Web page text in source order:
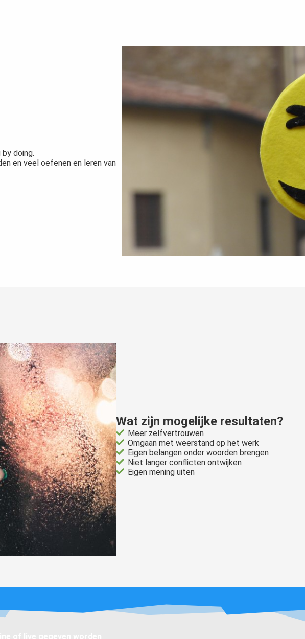
doing.
en veel oefenen en leren van
Wat zijn mogelijke resultaten?
Meer zelfvertrouwen
Omgaan met weerstand op het werk
Eigen belangen onder woorden brengen
Niet langer conflicten ontwijken
Eigen mening uiten